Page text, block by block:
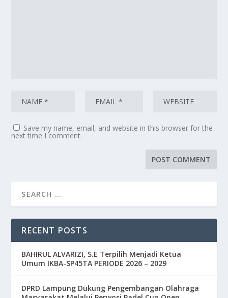
Save my name, email, and website in this browser for the
next time I comment.
RECENT POSTS
BAHIRUL ALVARIZI, S.E Terpilih Menjadi Ketua
Umum IKBA-SP45TA PERIODE 2026 – 2029
DPRD Lampung Dukung Pengembangan Olahraga